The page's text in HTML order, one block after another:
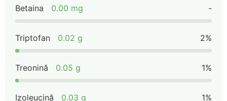
Betaina 0.00 mg -
Triptofan 0.02 g 2%
Treonină 0.05 g 1%
Izoleucină 0.03 g 1%